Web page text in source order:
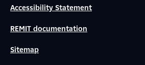
Accessibility Statement
REMIT documentation
Sitemap